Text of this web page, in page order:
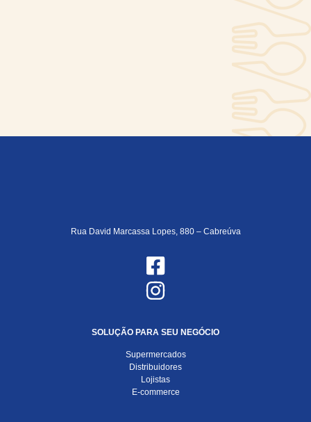
Rua David Marcassa Lopes, 880 – Cabreúva
SOLUÇÃO PARA SEU NEGÓCIO
Supermercados
Distribuidores
Lojistas
E-commerce